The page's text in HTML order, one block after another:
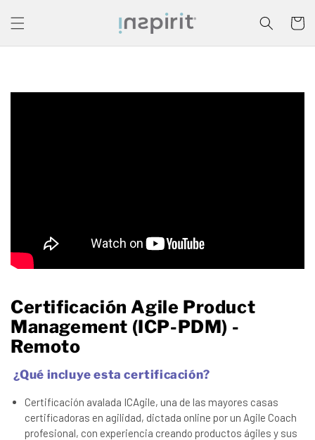
directamente
al contenido
Carrito
Certificación Agile Product
Management (ICP-PDM) -
Remoto
¿Qué incluye esta certificación?
Certificación avalada ICAgile, una de las mayores casas
certificadoras en agilidad, dictada online por un Agile Coach
profesional, con experiencia creando productos ágiles y sus